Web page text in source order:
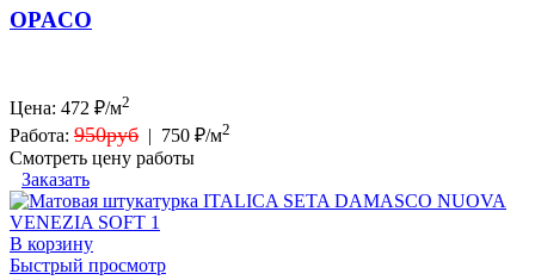
OPACO
Цена: 472 ₽/м2
Работа: 950руб | 750 ₽/м2
Смотреть цену работы
Заказать
В корзину
Быстрый просмотр